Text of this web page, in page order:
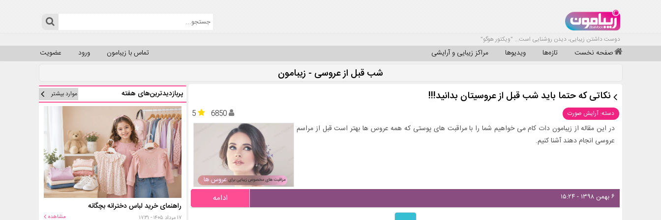
دوست داشتن زیبایی، دیدن روشنایی است... "ویکتور هوگو"
صفحه نخست تازه‌ها ویدیوها مراکز زیبایی و آرایشی عضویت ورود تماس با زیبامون
شب قبل از عروسی - زیبامون
نکاتی که حتما باید شب قبل از عروسیتان بدانید!!!
دسته: آرایش صورت 5
6850
در این مقاله از زیبامون دات کام می خواهیم شما را با مراقبت های پوستی که همه عروس ها بهتر است قبل از مراسم
عروسی انجام دهند آشنا کنیم.
۶ بهمن ۱۳۹۸ - ۱۵:۲۴ ادامه
پربازدیدترین‌های هفته موارد بیشتر
راهنمای خرید لباس دخترانه بچگانه
۱۷ مرداد ۱۴۰۵ - ۱۷:۳۱ مشاهده